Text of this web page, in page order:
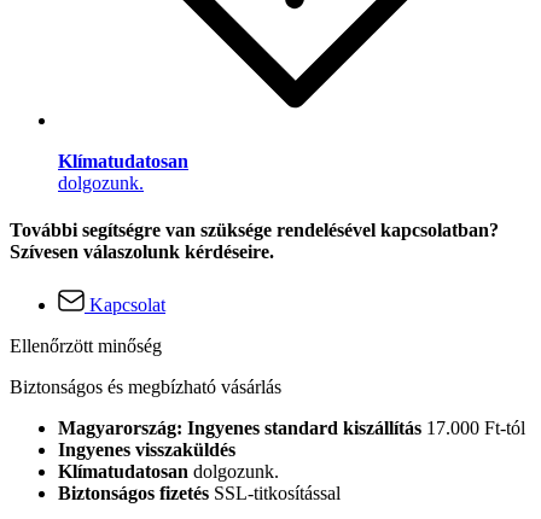
Klímatudatosan
dolgozunk.
További segítségre van szüksége rendelésével kapcsolatban?
Szívesen válaszolunk kérdéseire.
Kapcsolat
Ellenőrzött minőség
Biztonságos és megbízható vásárlás
Magyarország: Ingyenes standard kiszállítás 17.000 Ft-tól
Ingyenes visszaküldés
Klímatudatosan dolgozunk.
Biztonságos fizetés SSL-titkosítással